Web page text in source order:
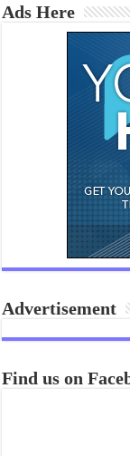
Ads Here
Advertisement
Find us on